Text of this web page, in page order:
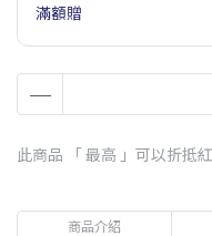
滿額贈
此商品 「 最高 」可以折抵
商品介紹